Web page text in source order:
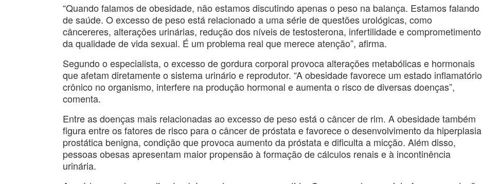
“Quando falamos de obesidade, não estamos discutindo apenas o peso na balança. Estamos falando
de saúde. O excesso de peso está relacionado a uma série de questões urológicas, como
câncereres, alterações urinárias, redução dos níveis de testosterona, infertilidade e comprometimento
da qualidade de vida sexual. É um problema real que merece atenção”, afirma.
Segundo o especialista, o excesso de gordura corporal provoca alterações metabólicas e hormonais
que afetam diretamente o sistema urinário e reprodutor. “A obesidade favorece um estado inflamatório
crônico no organismo, interfere na produção hormonal e aumenta o risco de diversas doenças”,
comenta.
Entre as doenças mais relacionadas ao excesso de peso está o câncer de rim. A obesidade também
figura entre os fatores de risco para o câncer de próstata e favorece o desenvolvimento da hiperplasia
prostática benigna, condição que provoca aumento da próstata e dificulta a micção. Além disso,
pessoas obesas apresentam maior propensão à formação de cálculos renais e à incontinência
urinária.